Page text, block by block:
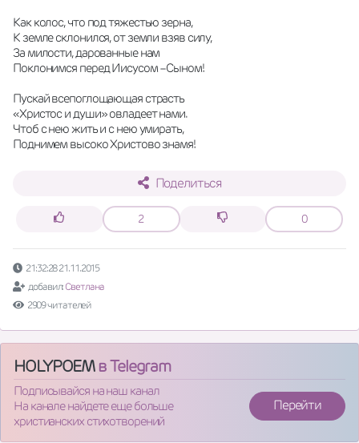
Как колос, что под тяжестью зерна,
К земле склонился, от земли взяв силу,
За милости, дарованные нам
Поклонимся перед Иисусом –Сыном!
Пускай всепоглощающая страсть
«Христос и души» овладеет нами.
Чтоб с нею жить и с нею умирать,
Поднимем высоко Христово знамя!
Поделиться
2 0
21:32:28 21.11.2015
добавил: Светлана
2909 читателей
HOLYPOEMв Telegram
Подписывайся на наш канал
На канале найдете еще больше
христианских стихотворений
Перейти